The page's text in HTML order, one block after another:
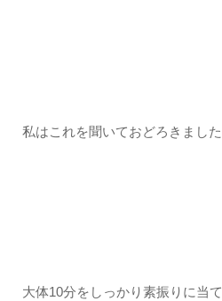
私はこれを聞いておどろきました
大体10分をしっかり素振りに当